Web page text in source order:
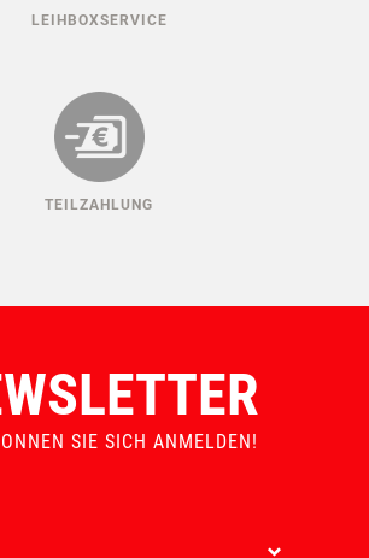
LEIHBOXSERVICE
TEILZAHLUNG
SIE SICH ANMELDEN!